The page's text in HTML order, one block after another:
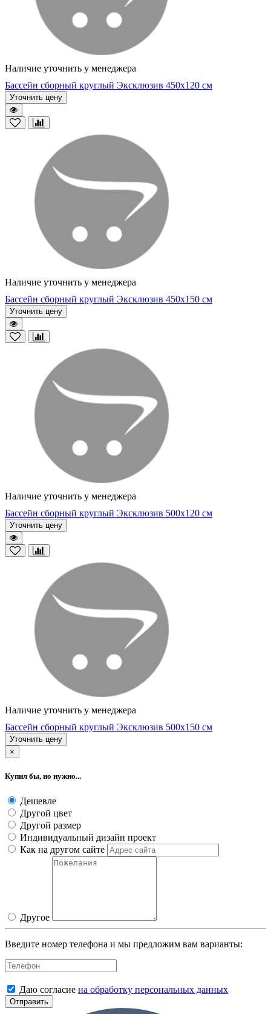
Наличие уточнить у менеджера
Бассейн сборный круглый Эксклюзив 450х120 см
Уточнить цену
Наличие уточнить у менеджера
Бассейн сборный круглый Эксклюзив 450х150 см
Уточнить цену
Наличие уточнить у менеджера
Бассейн сборный круглый Эксклюзив 500х120 см
Уточнить цену
Наличие уточнить у менеджера
Бассейн сборный круглый Эксклюзив 500х150 см
Уточнить цену
×
Купил бы, но нужно...
Дешевле
Другой цвет
Другой размер
Индивидуальный дизайн проект
Как на другом сайте
Другое
Введите номер телефона и мы предложим вам варианты:
Даю согласие на обработку персональных данных
Отправить